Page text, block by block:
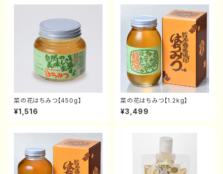
菜の花はちみつ【450g】
¥1,516
菜の花はちみつ【1.2kg】
¥3,499